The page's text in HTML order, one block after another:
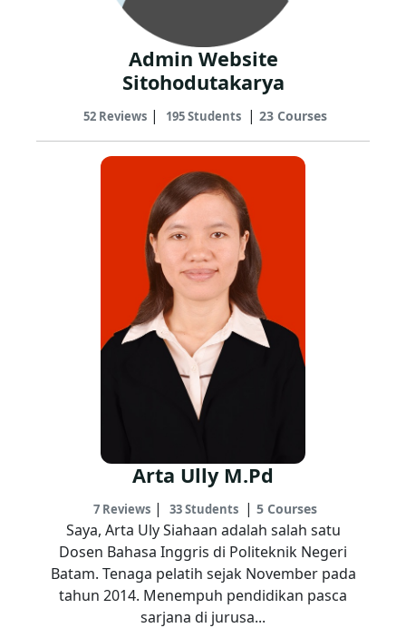
Admin Website
Sitohodutakarya
52 Reviews| 195 Students | 23 Courses
Arta Ully M.Pd
7 Reviews| 33 Students | 5 Courses
Saya, Arta Uly Siahaan adalah salah satu
Dosen Bahasa Inggris di Politeknik Negeri
Batam. Tenaga pelatih sejak November pada
tahun 2014. Menempuh pendidikan pasca
sarjana di jurusa...